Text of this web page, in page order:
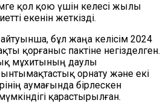
қол қою үшін келесі жылы
екенін жеткізді.
бұл жаңа келісім 2024
қорғаныс пактіне негізделген.
мұхитының даулы
орнату және екі
аумағында бірлескен
қарастырылған.